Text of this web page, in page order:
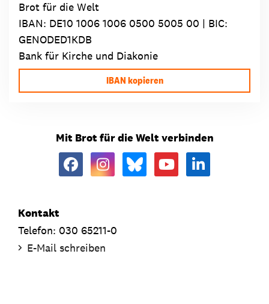
Brot für die Welt
IBAN: DE10 1006 1006 0500 5005 00 | BIC:
GENODED1KDB
Bank für Kirche und Diakonie
IBAN kopieren
Mit Brot für die Welt verbinden
Kontakt
Telefon: 030 65211-0
E-Mail schreiben